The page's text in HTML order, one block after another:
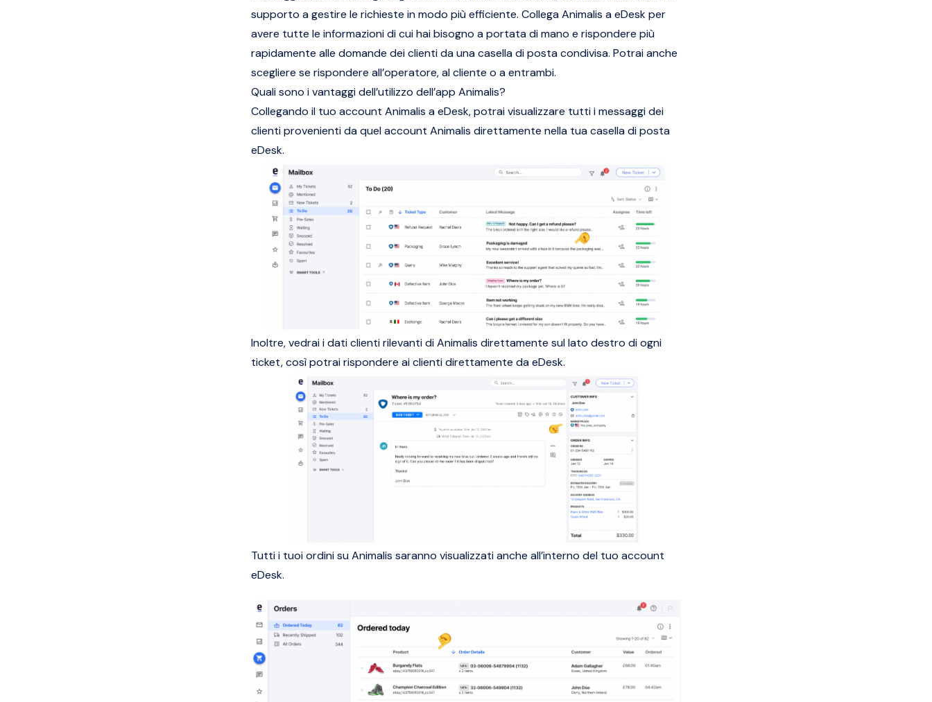
supporto a gestire le richieste in modo più efficiente. Collega Animalis a eDesk per
avere tutte le informazioni di cui hai bisogno a portata di mano e rispondere più
rapidamente alle domande dei clienti da una casella di posta condivisa. Potrai anche
scegliere se rispondere all’operatore, al cliente o a entrambi.
Quali sono i vantaggi dell’utilizzo dell’app Animalis?
Collegando il tuo account Animalis a eDesk, potrai visualizzare tutti i messaggi dei
clienti provenienti da quel account Animalis direttamente nella tua casella di posta
eDesk.
Inoltre, vedrai i dati clienti rilevanti di Animalis direttamente sul lato destro di ogni
ticket, così potrai rispondere ai clienti direttamente da eDesk.
Tutti i tuoi ordini su Animalis saranno visualizzati anche all’interno del tuo account
eDesk.